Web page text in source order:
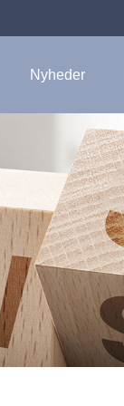
Nyheder